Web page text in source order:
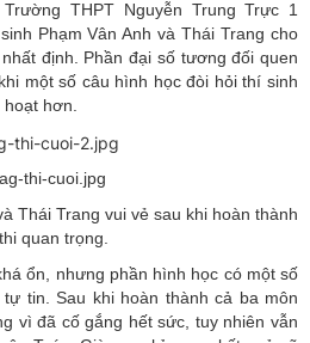
THPT Nguyễn Trung Trực 1
Phạm Vân Anh và Thái Trang cho
định. Phần đại số tương đối quen
một số câu hình học đòi hỏi thí sinh
hơn.
Thái Trang vui vẻ sau khi hoàn thành
quan trọng.
ổn, nhưng phần hình học có một số
tin. Sau khi hoàn thành cả ba môn
vì đã cố gắng hết sức, tuy nhiên vẫn